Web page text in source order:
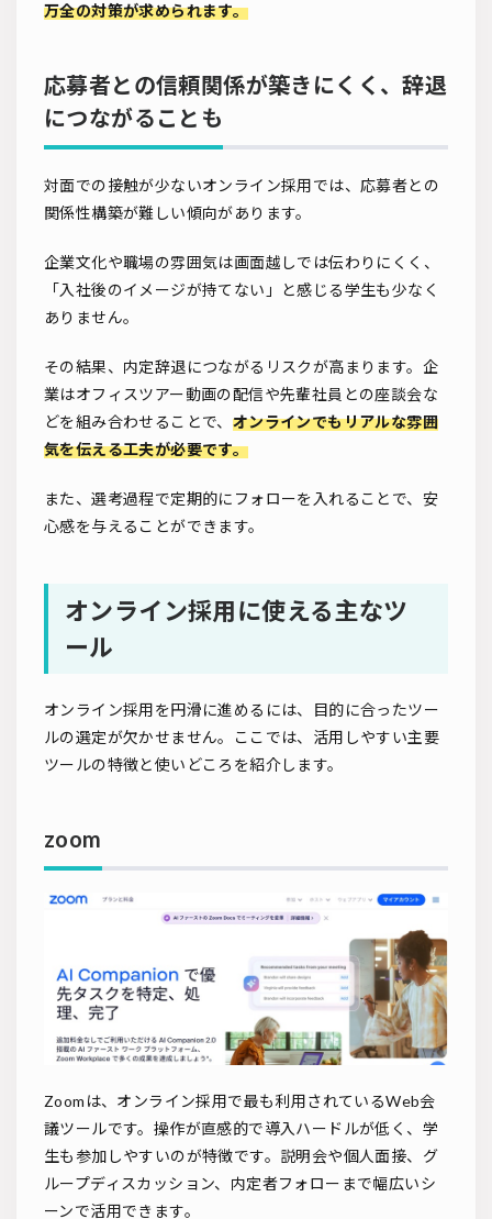
万全の対策が求められます。
応募者との信頼関係が築きにくく、辞退
につながることも
対面での接触が少ないオンライン採用では、応募者との
関係性構築が難しい傾向があります。
企業文化や職場の雰囲気は画面越しでは伝わりにくく、
「入社後のイメージが持てない」と感じる学生も少なく
ありません。
その結果、内定辞退につながるリスクが高まります。企
業はオフィスツアー動画の配信や先輩社員との座談会な
どを組み合わせることで、 オンラインでもリアルな雰囲
気を伝える工夫が必要です。
また、選考過程で定期的にフォローを入れることで、安
心感を与えることができます。
オンライン採用に使える主なツ
ール
オンライン採用を円滑に進めるには、目的に合ったツー
ルの選定が欠かせません。ここでは、活用しやすい主要
ツールの特徴と使いどころを紹介します。
zoom
Zoomは、オンライン採用で最も利用されているWeb会
議ツールです。操作が直感的で導入ハードルが低く、学
生も参加しやすいのが特徴です。説明会や個人面接、グ
ループディスカッション、内定者フォローまで幅広いシ
ーンで活用できます。